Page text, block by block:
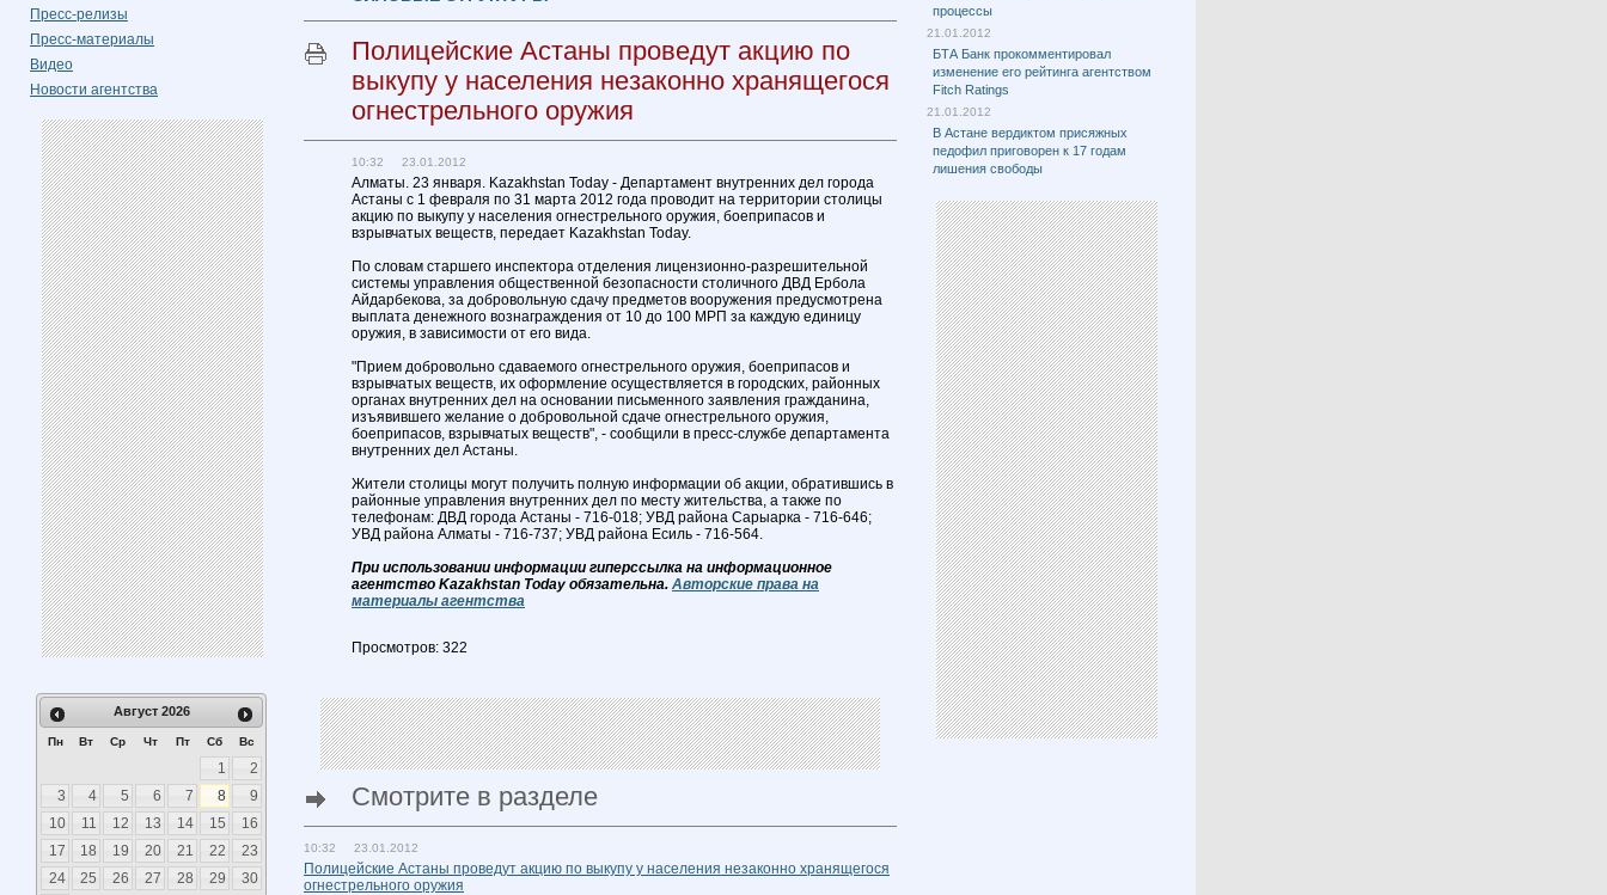
Пресс-релизы
Пресс-материалы
Видео
Новости агентства
Август 2026
Пн Вт Ср Чт Пт Сб Вс
1
2
3
4 5 6 7 8
9
10
11 12 13 14 15
16
17
18 19 20 21 22
23
24
25 26 27 28 29
30
Полицейские Астаны проведут акцию по
выкупу у населения незаконно хранящегося
огнестрельного оружия
10:32 23.01.2012
Алматы. 23 января. Kazakhstan Today - Департамент внутренних дел города
Астаны с 1 февраля по 31 марта 2012 года проводит на территории столицы
акцию по выкупу у населения огнестрельного оружия, боеприпасов и
взрывчатых веществ, передает Kazakhstan Today.
По словам старшего инспектора отделения лицензионно-разрешительной
системы управления общественной безопасности столичного ДВД Ербола
Айдарбекова, за добровольную сдачу предметов вооружения предусмотрена
выплата денежного вознаграждения от 10 до 100 МРП за каждую единицу
оружия, в зависимости от его вида.
"Прием добровольно сдаваемого огнестрельного оружия, боеприпасов и
взрывчатых веществ, их оформление осуществляется в городских, районных
органах внутренних дел на основании письменного заявления гражданина,
изъявившего желание о добровольной сдаче огнестрельного оружия,
боеприпасов, взрывчатых веществ", - сообщили в пресс-службе департамента
внутренних дел Астаны.
Жители столицы могут получить полную информации об акции, обратившись в
районные управления внутренних дел по месту жительства, а также по
телефонам: ДВД города Астаны - 716-018; УВД района Сарыарка - 716-646;
УВД района Алматы - 716-737; УВД района Есиль - 716-564.
При использовании информации гиперссылка на информационное
агентство Kazakhstan Today обязательна. Авторские права на
материалы агентства
Просмотров: 322
Смотрите в разделе
10:32 23.01.2012
Полицейские Астаны проведут акцию по выкупу у населения незаконно хранящегося
огнестрельного оружия
процессы
21.01.2012
БТА Банк прокомментировал
изменение его рейтинга агентством
Fitch Ratings
21.01.2012
В Астане вердиктом присяжных
педофил приговорен к 17 годам
лишения свободы